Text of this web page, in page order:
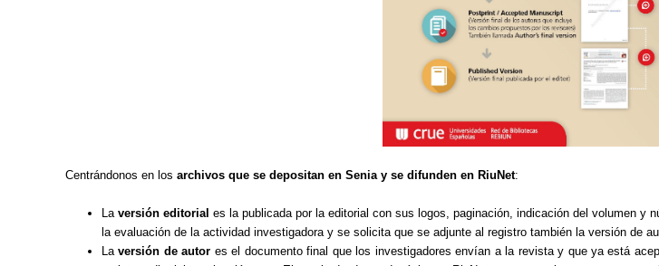
Centrándonos en los archivos que se depositan en Senia y se difunden en RiuNet:
Laversión editorial es la publicada por la editorial con sus logos, paginación, indicación del volumen
la evaluación de la actividad investigadora y se solicita que se adjunte al registro también la versión de
Laversión de autor es el documento final que los investigadores envían a la revista y que ya está